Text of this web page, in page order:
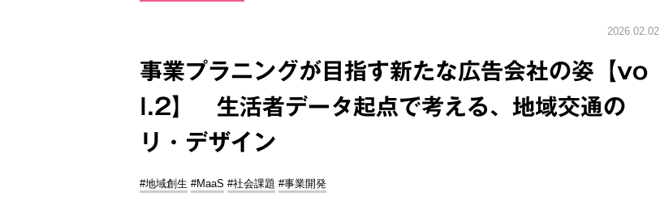
2026.02.02
事業プラニングが目指す新たな広告会社の姿【vo
l.2】 生活者データ起点で考える、地域交通の
リ・デザイン
#地域創生 #MaaS #社会課題 #事業開発